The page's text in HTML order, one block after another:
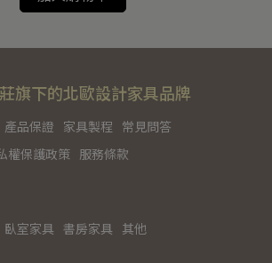
旗下的北歐設計家具品牌
產品保證 家具製程 常見問答
權保護政策 服務條款
臥室家具 書房家具 其他